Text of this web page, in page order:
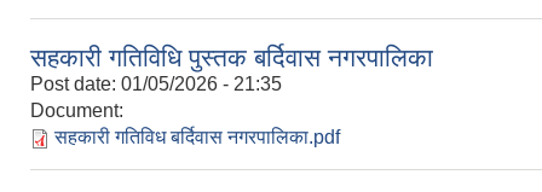
सहकारी गतिविधि पुस्तक बर्दिवास नगरपालिका
Post date: 01/05/2026 - 21:35
Document:
सहकारी गतिविध बर्दिवास नगरपालिका.pdf